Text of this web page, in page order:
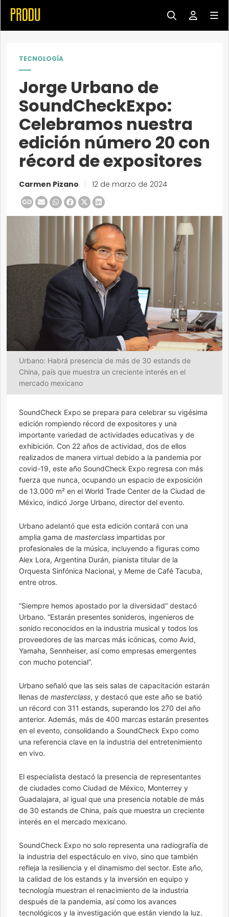
TECNOLOGÍA
Jorge Urbano de
SoundCheckExpo:
Celebramos nuestra
edición número 20 con
récord de expositores
Carmen Pizano 12 de marzo de 2024
Urbano: Habrá presencia de más de 30 estands de
China, país que muestra un creciente interés en el
mercado mexicano
SoundCheck Expo se prepara para celebrar su vigésima
edición rompiendo récord de expositores y una
importante variedad de actividades educativas y de
exhibición. Con 22 años de actividad, dos de ellos
realizados de manera virtual debido a la pandemia por
covid-19, este año SoundCheck Expo regresa con más
fuerza que nunca, ocupando un espacio de exposición
de 13.000 m² en el World Trade Center de la Ciudad de
México, indicó Jorge Urbano, director del evento.
Urbano adelantó que esta edición contará con una
amplia gama de masterclass impartidas por
profesionales de la música, incluyendo a figuras como
Alex Lora, Argentina Durán, pianista titular de la
Orquesta Sinfónica Nacional, y Meme de Café Tacuba,
entre otros.
“Siempre hemos apostado por la diversidad” destacó
Urbano. “Estarán presentes sonideros, ingenieros de
sonido reconocidos en la industria musical y todos los
proveedores de las marcas más icónicas, como Avid,
Yamaha, Sennheiser, así como empresas emergentes
con mucho potencial”.
Urbano señaló que las seis salas de capacitación estarán
llenas de masterclass, y destacó que este año se batió
un récord con 311 estands, superando los 270 del año
anterior. Además, más de 400 marcas estarán presentes
en el evento, consolidando a SoundCheck Expo como
una referencia clave en la industria del entretenimiento
en vivo.
El especialista destacó la presencia de representantes
de ciudades como Ciudad de México, Monterrey y
Guadalajara, al igual que una presencia notable de más
de 30 estands de China, país que muestra un creciente
interés en el mercado mexicano.
SoundCheck Expo no solo representa una radiografía de
la industria del espectáculo en vivo, sino que también
refleja la resiliencia y el dinamismo del sector. Este año,
la calidad de los estands y la inversión en equipo y
tecnología muestran el renacimiento de la industria
después de la pandemia, así como los avances
tecnológicos y la investigación que están viendo la luz.